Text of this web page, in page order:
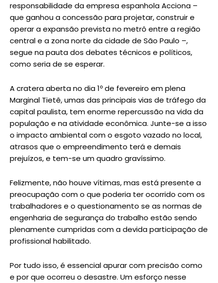
responsabilidade da empresa espanhola Acciona –
que ganhou a concessão para projetar, construir e
operar a expansão prevista no metrô entre a região
central e a zona norte da cidade de São Paulo –,
segue na pauta dos debates técnicos e políticos,
como seria de se esperar.
A cratera aberta no dia 1º de fevereiro em plena
Marginal Tietê, umas das principais vias de tráfego da
capital paulista, tem enorme repercussão na vida da
população e na atividade econômica. Junte-se a isso
o impacto ambiental com o esgoto vazado no local,
atrasos que o empreendimento terá e demais
prejuízos, e tem-se um quadro gravíssimo.
Felizmente, não houve vítimas, mas está presente a
preocupação com o que poderia ter ocorrido com os
trabalhadores e o questionamento se as normas de
engenharia de segurança do trabalho estão sendo
plenamente cumpridas com a devida participação de
profissional habilitado.
Por tudo isso, é essencial apurar com precisão como
e por que ocorreu o desastre. Um esforço nesse